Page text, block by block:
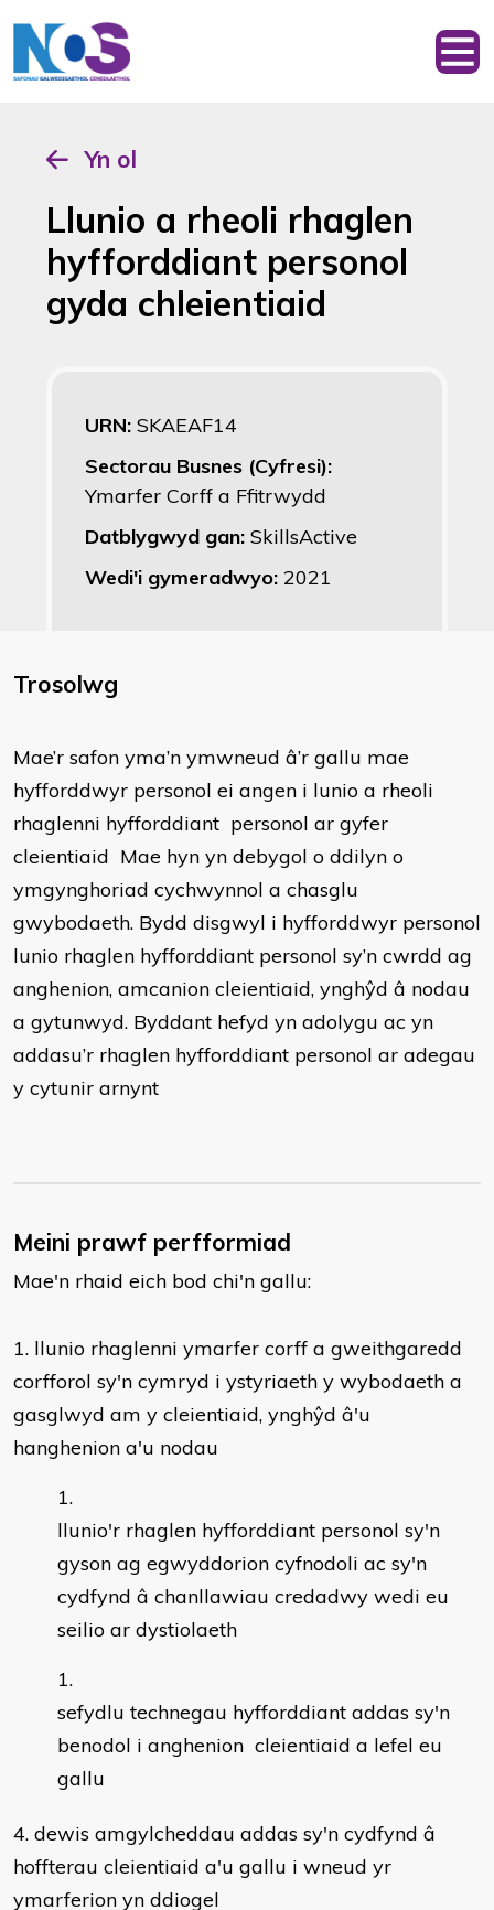
Yn ol
Llunio a rheoli rhaglen
hyfforddiant personol
gyda chleientiaid
URN: SKAEAF14
Sectorau Busnes (Cyfresi):
Ymarfer Corff a Ffitrwydd
Datblygwyd gan: SkillsActive
Wedi'i gymeradwyo: 2021
Trosolwg
Mae’r safon yma’n ymwneud â’r gallu mae
hyfforddwyr personol ei angen i lunio a rheoli
rhaglenni hyfforddiant personol ar gyfer
cleientiaid Mae hyn yn debygol o ddilyn o
ymgynghoriad cychwynnol a chasglu
gwybodaeth. Bydd disgwyl i hyfforddwyr personol
lunio rhaglen hyfforddiant personol sy’n cwrdd ag
anghenion, amcanion cleientiaid, ynghŷd â nodau
a gytunwyd. Byddant hefyd yn adolygu ac yn
addasu’r rhaglen hyfforddiant personol ar adegau
y cytunir arnynt
Meini prawf perfformiad
Mae'n rhaid eich bod chi'n gallu:
​1. llunio rhaglenni ymarfer corff a gweithgaredd
corfforol sy'n cymryd i ystyriaeth y wybodaeth a
gasglwyd am y cleientiaid, ynghŷd â'u
hanghenion a'u nodau
llunio'r rhaglen hyfforddiant personol sy'n
gyson ag egwyddorion cyfnodoli ac sy'n
cydfynd â chanllawiau credadwy wedi eu
seilio ar dystiolaeth
sefydlu technegau hyfforddiant addas sy'n
benodol i anghenion cleientiaid a lefel eu
gallu
4. dewis amgylcheddau addas sy'n cydfynd â
hoffterau cleientiaid a'u gallu i wneud yr
ymarferion yn ddiogel